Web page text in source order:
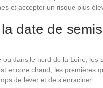
et accepter un risque plus
date de
ou dans le nord de la Loire, les
encore chaud, les premières
de lever et de s’enraciner.